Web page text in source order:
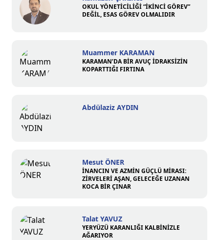
OKUL YÖNETİCİLİĞİ “İKİNCİ GÖREV”
DEĞİL, ESAS GÖREV OLMALIDIR
Muammer KARAMAN
KARAMAN’DA BİR AVUÇ İDRAKSİZİN
KOPARTTIĞI FIRTINA
Abdülaziz AYDIN
Mesut ÖNER
İNANCIN VE AZMİN GÜÇLÜ MİRASI:
ZİRVELERİ AŞAN, GELECEĞE UZANAN
KOCA BİR ÇINAR
Talat YAVUZ
YERYÜZÜ KARANLIĞI KALBİNİZLE
AĞARIYOR